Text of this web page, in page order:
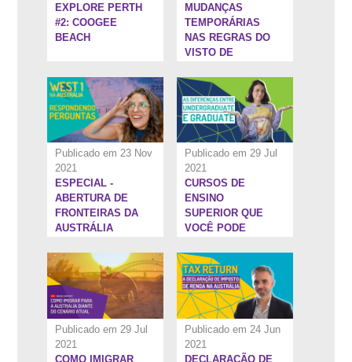
EXPLORE PERTH
#2: COOGEE
BEACH
MUDANÇAS
TEMPORÁRIAS
NAS REGRAS DO
VISTO DE
AUSTRÁLIA
Publicado em 23 Nov
2021
ESPECIAL -
ABERTURA DE
FRONTEIRAS DA
AUSTRÁLIA
Publicado em 29 Jul
2021
6:10''
CURSOS DE
ENSINO
SUPERIOR QUE
VOCÊ PODE
EXTERIOR
Publicado em 29 Jul
2021
1:31:51''
COMO IMIGRAR
Publicado em 24 Jun
2021
DECLARAÇÃO DE